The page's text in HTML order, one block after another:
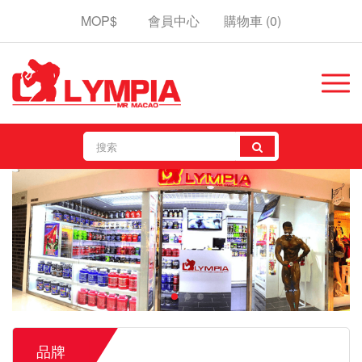
MOP$ 會員中心 購物車 (0)
品牌